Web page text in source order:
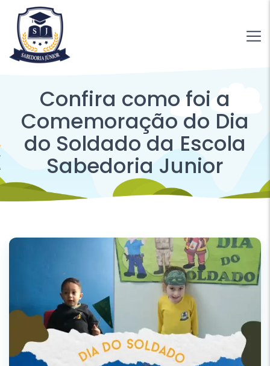
Confira como foi a
Comemoração do Dia
do Soldado da Escola
Sabedoria Junior